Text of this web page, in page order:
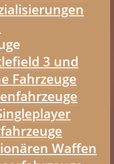
3 und
Fahrzeuge
Waffen